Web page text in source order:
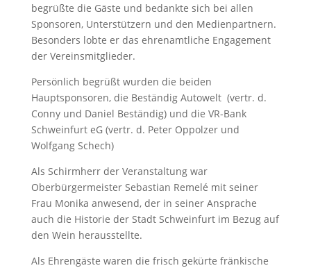
begrüßte die Gäste und bedankte sich bei allen
Sponsoren, Unterstützern und den Medienpartnern.
Besonders lobte er das ehrenamtliche Engagement
der Vereinsmitglieder.
Persönlich begrüßt wurden die beiden
Hauptsponsoren, die Beständig Autowelt (vertr. d.
Conny und Daniel Beständig) und die VR-Bank
Schweinfurt eG (vertr. d. Peter Oppolzer und
Wolfgang Schech)
Als Schirmherr der Veranstaltung war
Oberbürgermeister Sebastian Remelé mit seiner
Frau Monika anwesend, der in seiner Ansprache
auch die Historie der Stadt Schweinfurt im Bezug auf
den Wein herausstellte.
Als Ehrengäste waren die frisch gekürte fränkische